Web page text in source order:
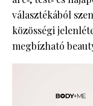
választékából
közösségi
megbízható